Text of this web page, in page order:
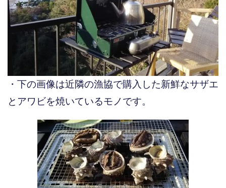
・下の画像は近隣の漁協で購入した新鮮なサザエ
とアワビを焼いているモノです。